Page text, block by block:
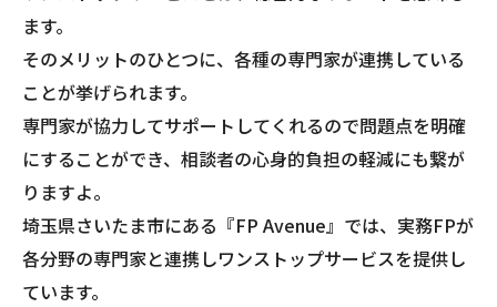
ます。
そのメリットのひとつに、各種の専門家が連携している
ことが挙げられます。
専門家が協力してサポートしてくれるので問題点を明確
にすることができ、相談者の心身的負担の軽減にも繋が
りますよ。
埼玉県さいたま市にある『FP Avenue』では、実務FPが
各分野の専門家と連携しワンストップサービスを提供し
ています。